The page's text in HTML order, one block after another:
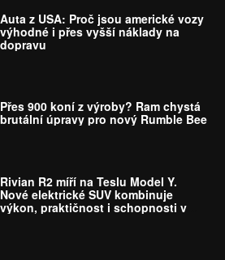
Auta z USA: Proč jsou americké vozy
výhodné i přes vyšší náklady na
dopravu
Přes 900 koní z výroby? Ram chystá
brutální úpravy pro nový Rumble Bee
Rivian R2 míří na Teslu Model Y.
Nové elektrické SUV kombinuje
výkon, praktičnost i schopnosti v